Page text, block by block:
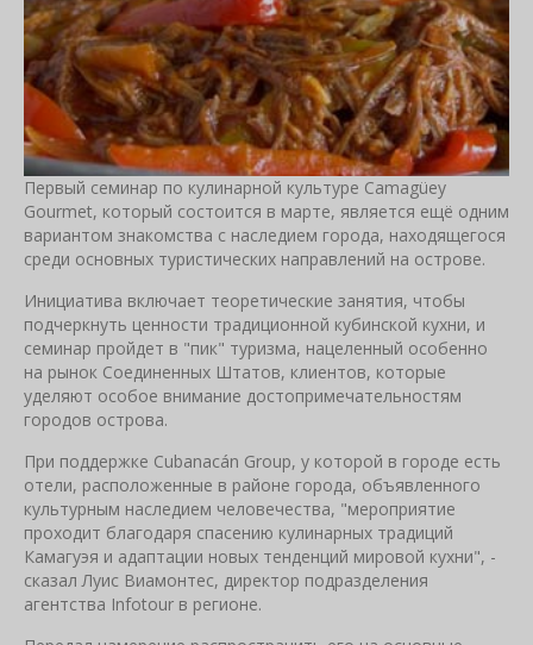
Первый семинар по кулинарной культуре Camagüey
Gourmet, который состоится в марте, является ещё одним
вариантом знакомства с наследием города, находящегося
среди основных туристических направлений на острове.
Инициатива включает теоретические занятия, чтобы
подчеркнуть ценности традиционной кубинской кухни, и
семинар пройдет в "пик" туризма, нацеленный особенно
на рынок Соединенных Штатов, клиентов, которые
уделяют особое внимание достопримечательностям
городов острова.
При поддержке Cubanacán Group, у которой в городе есть
отели, расположенные в районе города, объявленного
культурным наследием человечества, "мероприятие
проходит благодаря спасению кулинарных традиций
Камагуэя и адаптации новых тенденций мировой кухни", -
сказал Луис Виамонтес, директор подразделения
агентства Infotour в регионе.